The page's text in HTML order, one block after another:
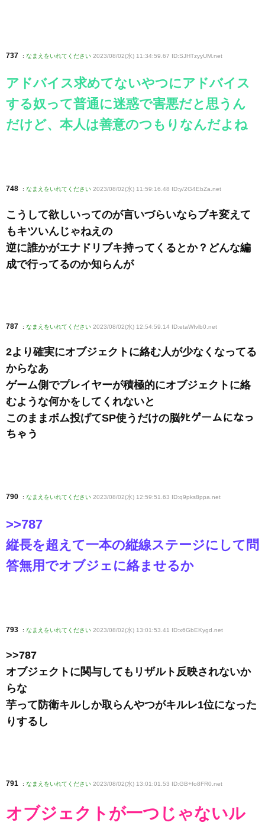
737 : なまえをいれてください 2023/08/02(水) 11:34:59.67 ID:SJHTzyyUM .net
アドバイス求めてないやつにアドバイス
する奴って普通に迷惑で害悪だと思うん
だけど、本人は善意のつもりなんだよね
748 : なまえをいれてください 2023/08/02(水) 11:59:16.48 ID:y/2G4EbZa.net
こうして欲しいってのが言いづらいならブキ変えて
もキツいんじゃねえの
逆に誰かがエナドリブキ持ってくるとか？どんな編
成で行ってるのか知らんが
787 : なまえをいれてください 2023/08/02(水) 12:54:59.14 ID:etaWIvlb0 .net
2より確実にオブジェクトに絡む人が少なくなってる
からなあ
ゲーム側でプレイヤーが積極的にオブジェクトに絡
むような何かをしてくれないと
このままボム投げてSP使うだけの脳ﾀﾋゲームになっ
ちゃう
790 : なまえをいれてください 2023/08/02(水) 12:59:51.63 ID:q9pks8ppa .net
>>787
縦長を超えて一本の縦線ステージにして問
答無用でオブジェに絡ませるか
793 : なまえをいれてください 2023/08/02(水) 13:01:53.41 ID:x6GbEKygd .net
>>787
オブジェクトに関与してもリザルト反映されないか
らな
芋って防衛キルしか取らんやつがキルレ1位になった
りするし
791 : なまえをいれてください 2023/08/02(水) 13:01:01.53 ID:GB+fo8FR0 .net
オブジェクトが一つじゃないル